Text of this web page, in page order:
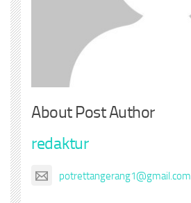
About Post Author
redaktur
potrettangerang1@gmail.com